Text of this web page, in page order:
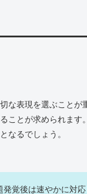
な表現を選ぶことが
ことが求められます
なるでしょう。
覚後は速やかに対応